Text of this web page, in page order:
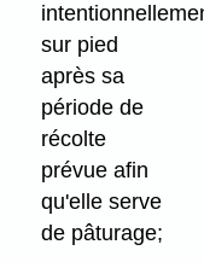
sur pied
après sa
période de
récolte
prévue afin
qu'elle serve
de pâturage;